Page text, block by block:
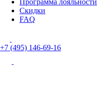
Программа лояльности
Скидки
FAQ
+7 (495) 146-69-16